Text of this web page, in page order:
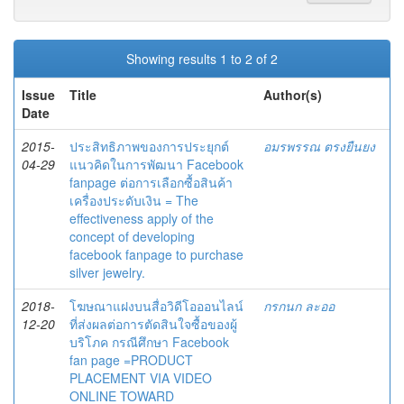
Showing results 1 to 2 of 2
Issue
Date
Title Author(s)
2015-
04-29
ประสิทธิภาพของการประยุกต์
แนวคิดในการพัฒนา Facebook
fanpage ต่อการเลือกซื้อสินค้า
เครื่องประดับเงิน = The
effectiveness apply of the
concept of developing
facebook fanpage to purchase
silver jewelry.
อมรพรรณ ตรงยืนยง
2018-
12-20
โฆษณาแฝงบนสื่อวิดีโอออนไลน์
ที่ส่งผลต่อการตัดสินใจซื้อของผู้
บริโภค กรณีศึกษา Facebook
fan page =PRODUCT
PLACEMENT VIA VIDEO
ONLINE TOWARD
กรกนก ละออ